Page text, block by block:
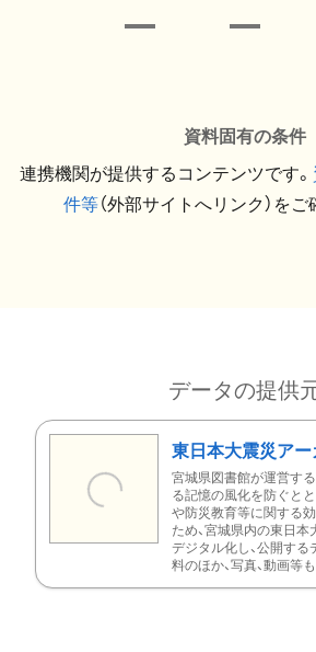
資料固有の条件
連携機関が提供するコンテンツです。
件等（外部サイトへリンク）をご
データの提供
東日本大震災ア
宮城県図書館が運営す
る記憶の風化を防ぐとと
や防災教育等に関する
ため、宮城県内の東日本
デジタル化し、公開する
料のほか、写真、動画等も